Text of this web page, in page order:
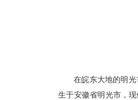
在皖东大地的明
生于安徽省明光市，